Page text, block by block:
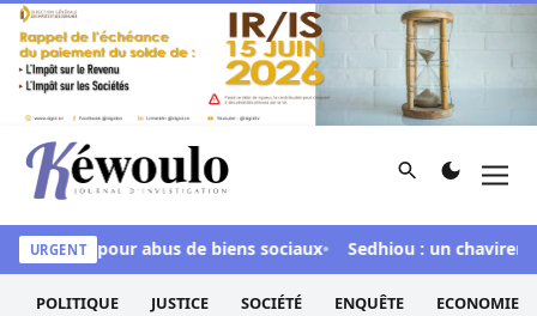
Aller au contenu
Kéwoulo, le premier site d'information et d'investigation
Rechercher
URGENTpour abus de biens sociaux Sedhiou : un
POLITIQUE JUSTICE SOCIÉTÉ ENQUÊTE ECONOMIE